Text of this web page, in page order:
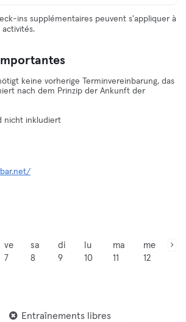
ins supplémentaires peuvent s'appliquer à
keine vorherige Terminvereinbarung, das
nach dem Prinzip der Ankunft der
nicht inkludiert
ve
7
sa
8
di
9
lu
10
ma
11
me
12
Entraînements libres